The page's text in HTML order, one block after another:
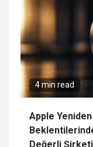
4 min read
Apple
Değerli